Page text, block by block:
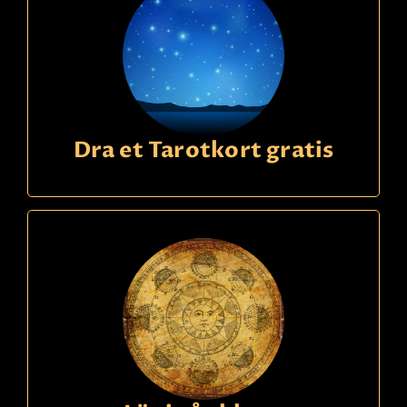
Ring 09391340
Svensk spådam. Få hjälp med nuet och vad
framtiden har för dig! Träffsäker och
eftertraktad. Fråga mig gärna om kärlek, arbete,
ekonomi och relationer.
Dra et Tarotkort gratis